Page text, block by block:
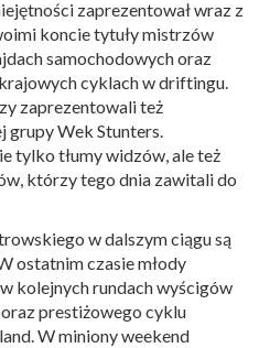
zaprezentował wraz z
koncie tytuły mistrzów
samochodowych oraz
cyklach w driftingu.
zaprezentowali też
grupy Wek Stunters.
tylko tłumy widzów, ale też
którzy tego dnia zawitali do
w dalszym ciągu są
ostatnim czasie młody
kolejnych rundach wyścigów
prestiżowego cyklu
W miniony weekend